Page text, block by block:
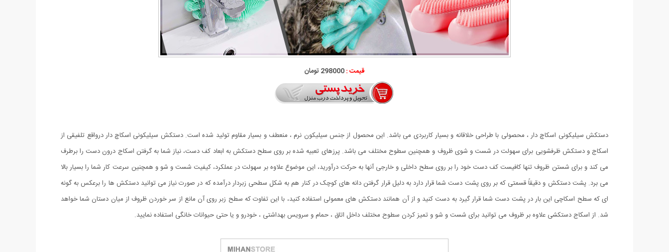
قیمت :298000 تومان
دستکش سیلیکونی اسکاچ دار ، محصولی با طراحی خلاقانه و بسیار کاربردی می باشد. این محصول از جنس سیلیکون نرم ، منعطف و بسیار مقاوم تولید شده است. دستکش سیلیکونی اسکاچ دار درواقع تلفیقی از
اسکاج و دستکش ظرفشویی برای سهولت در شست و شوی ظروف و همچنین سطوح مختلف می باشد. پرزهای تعبیه شده بر روی سطح دستکش به ابعاد کف دست، نیاز شما به گرفتن اسکاج درون دست را برطرف
می کند و برای شستن ظروف تنها کافیست کف دست خود را بر روی سطح داخلی و خارجی آنها به حرکت درآورید، این موضوع علاوه بر سهولت در عملکرد، کیفیت شست و شو و همچنین سرعت کار شما را بسیار بالا
می برد. پشت دستکش و دقیقاً قسمتی که بر روی پشت دست شما قرار دارد به دلیل قرار گرفتن دانه های کوچک در کنار هم به شکل سطحی زبردار درآمده که در صورت نیاز می توانید دستکش ها را برعکس به گونه
ای که سطح اسکاچی این بار در پشت دست شما قرار گیرد به دست کنید و از آن همانند دستکش های معمولی استفاده کنید، با این تفاوت که سطح زبر روی آن مانع از سر خوردن ظروف از میان دستان شما خواهد
شد. از اسکاج دستکشی علاوه بر ظروف می توانید برای شست و شو و تمیز کردن سطوح مختلف داخل اتاق ، حمام و سرویس بهداشتی ، خودرو و یا حتی حیوانات خانگی استفاده نمایید.